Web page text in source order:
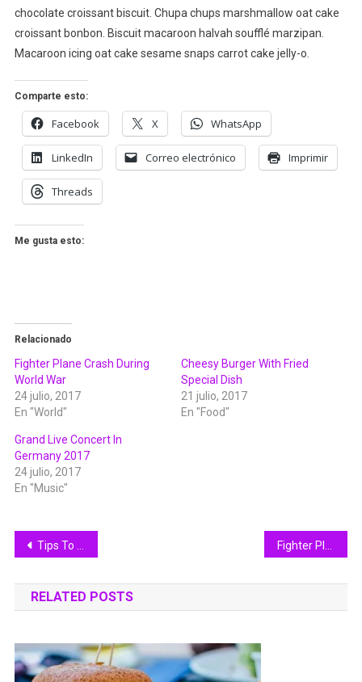
chocolate croissant biscuit. Chupa chups marshmallow oat cake
croissant bonbon. Biscuit macaroon halvah soufflé marzipan.
Macaroon icing oat cake sesame snaps carrot cake jelly-o.
Comparte esto:
Facebook X WhatsApp
LinkedIn Correo electrónico Imprimir
Threads
Me gusta esto:
Relacionado
Fighter Plane Crash During
World War
24 julio, 2017
En "World"
Cheesy Burger With Fried
Special Dish
21 julio, 2017
En "Food"
Grand Live Concert In
Germany 2017
24 julio, 2017
En "Music"
Navegación
de
entradas
Tips To Make Crispy Food For Healthy Diet
RELATED POSTS